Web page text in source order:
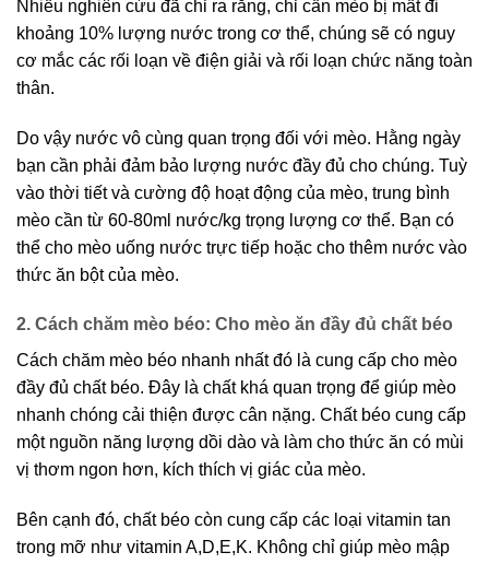
Nhiều nghiên cứu đã chỉ ra rằng, chỉ cần mèo bị mất đi
khoảng 10% lượng nước trong cơ thể, chúng sẽ có nguy
cơ mắc các rối loạn về điện giải và rối loạn chức năng toàn
thân.
Do vậy nước vô cùng quan trọng đối với mèo. Hằng ngày
bạn cần phải đảm bảo lượng nước đầy đủ cho chúng. Tuỳ
vào thời tiết và cường độ hoạt động của mèo, trung bình
mèo cần từ 60-80ml nước/kg trọng lượng cơ thể. Bạn có
thể cho mèo uống nước trực tiếp hoặc cho thêm nước vào
thức ăn bột của mèo.
2. Cách chăm mèo béo: Cho mèo ăn đầy đủ chất béo
Cách chăm mèo béo nhanh nhất đó là cung cấp cho mèo
đầy đủ chất béo. Đây là chất khá quan trọng để giúp mèo
nhanh chóng cải thiện được cân nặng. Chất béo cung cấp
một nguồn năng lượng dồi dào và làm cho thức ăn có mùi
vị thơm ngon hơn, kích thích vị giác của mèo.
Bên cạnh đó, chất béo còn cung cấp các loại vitamin tan
trong mỡ như vitamin A,D,E,K. Không chỉ giúp mèo mập